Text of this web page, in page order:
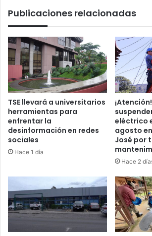
vallas
Publicaciones relacionadas
TSE llevará a universitarios
herramientas para
enfrentar la
desinformación en redes
sociales
Hace 1 día
¡Atención!
eléctrico
agosto
José por
Hace 2